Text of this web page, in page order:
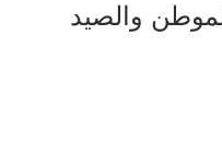
والصيد